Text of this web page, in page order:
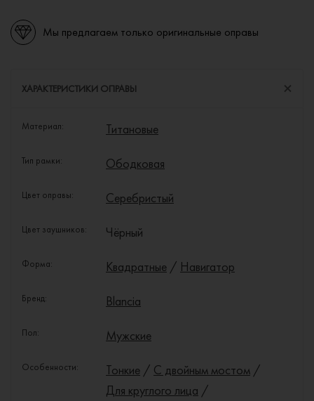
Мы предлагаем только оригинальные оправы
ХАРАКТЕРИСТИКИ ОПРАВЫ
Материал: Титановые
Тип рамки: Ободковая
Цвет оправы: Серебристый
Цвет заушников: Чёрный
Форма: Квадратные / Навигатор
Бренд: Blancia
Пол: Мужские
Особенности: Тонкие / С двойным мостом /
Для круглого лица /